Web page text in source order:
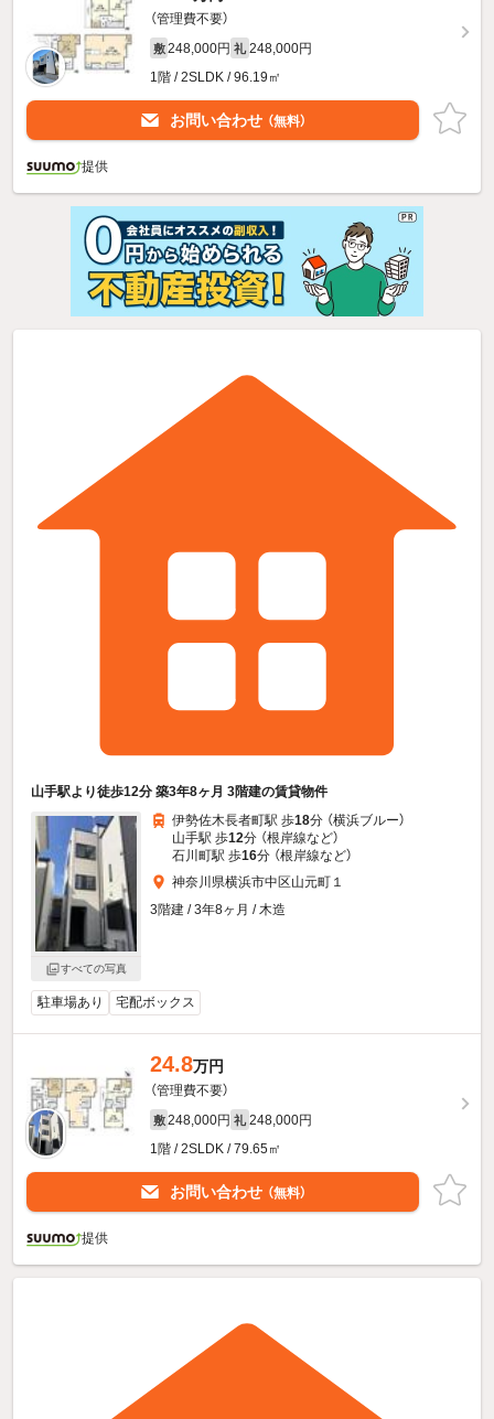
（管理費不要）
敷 248,000円 礼 248,000円
1階 / 2SLDK / 96.19㎡
お問い合わせ （無料）
提供
山手駅より徒歩12分 築3年8ヶ月 3階建の賃貸物件
すべての写真
伊勢佐木長者町駅 歩18分 （横浜ブルー）
山手駅 歩12分 （根岸線など）
石川町駅 歩16分 （根岸線など）
神奈川県横浜市中区山元町１
3階建 / 3年8ヶ月 / 木造
駐車場あり 宅配ボックス
24.8万円
（管理費不要）
敷 248,000円 礼 248,000円
1階 / 2SLDK / 79.65㎡
お問い合わせ （無料）
提供